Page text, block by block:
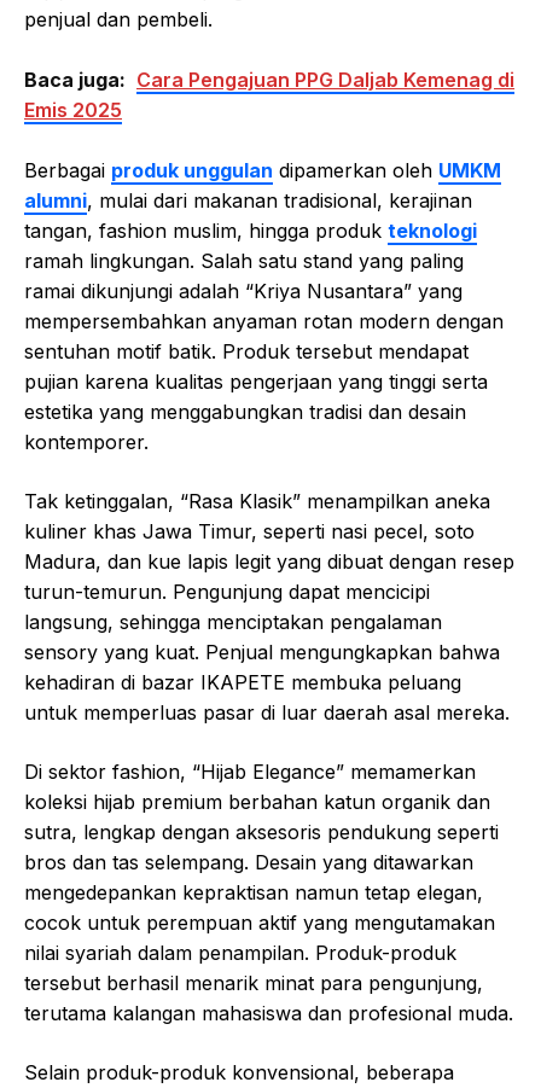
penjual dan pembeli.
Baca juga: Cara Pengajuan PPG Daljab Kemenag di
Emis 2025
Berbagai produk unggulan dipamerkan oleh UMKM
alumni, mulai dari makanan tradisional, kerajinan
tangan, fashion muslim, hingga produk teknologi
ramah lingkungan. Salah satu stand yang paling
ramai dikunjungi adalah “Kriya Nusantara” yang
mempersembahkan anyaman rotan modern dengan
sentuhan motif batik. Produk tersebut mendapat
pujian karena kualitas pengerjaan yang tinggi serta
estetika yang menggabungkan tradisi dan desain
kontemporer.
Tak ketinggalan, “Rasa Klasik” menampilkan aneka
kuliner khas Jawa Timur, seperti nasi pecel, soto
Madura, dan kue lapis legit yang dibuat dengan resep
turun-temurun. Pengunjung dapat mencicipi
langsung, sehingga menciptakan pengalaman
sensory yang kuat. Penjual mengungkapkan bahwa
kehadiran di bazar IKAPETE membuka peluang
untuk memperluas pasar di luar daerah asal mereka.
Di sektor fashion, “Hijab Elegance” memamerkan
koleksi hijab premium berbahan katun organik dan
sutra, lengkap dengan aksesoris pendukung seperti
bros dan tas selempang. Desain yang ditawarkan
mengedepankan kepraktisan namun tetap elegan,
cocok untuk perempuan aktif yang mengutamakan
nilai syariah dalam penampilan. Produk-produk
tersebut berhasil menarik minat para pengunjung,
terutama kalangan mahasiswa dan profesional muda.
Selain produk-produk konvensional, beberapa